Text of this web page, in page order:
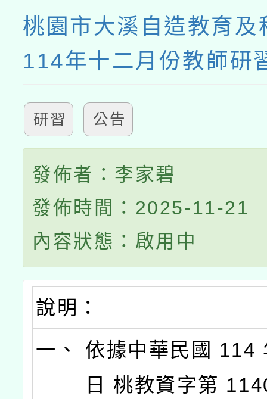
桃園市大溪自造教育及
114年十二月份教師研
研習 公告
發佈者：李家碧
發佈時間：2025-11-21
內容狀態：啟用中
說明：
一、
依據中華民國 114
日 桃教資字第